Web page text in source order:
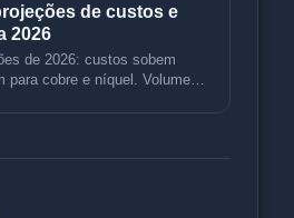
de custos e
2026
de 2026: custos sobem
para cobre e níquel. Volumes